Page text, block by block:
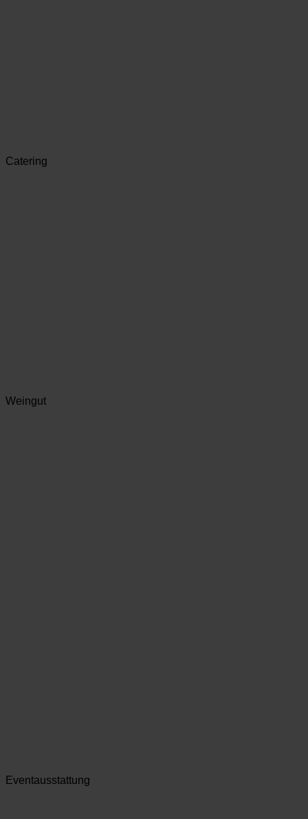
Catering
Weingut
Eventausstattung